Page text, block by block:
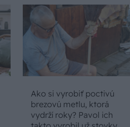
Ako si vyrobiť poctivú
brezovú metlu, ktorá
vydrží roky? Pavol ich